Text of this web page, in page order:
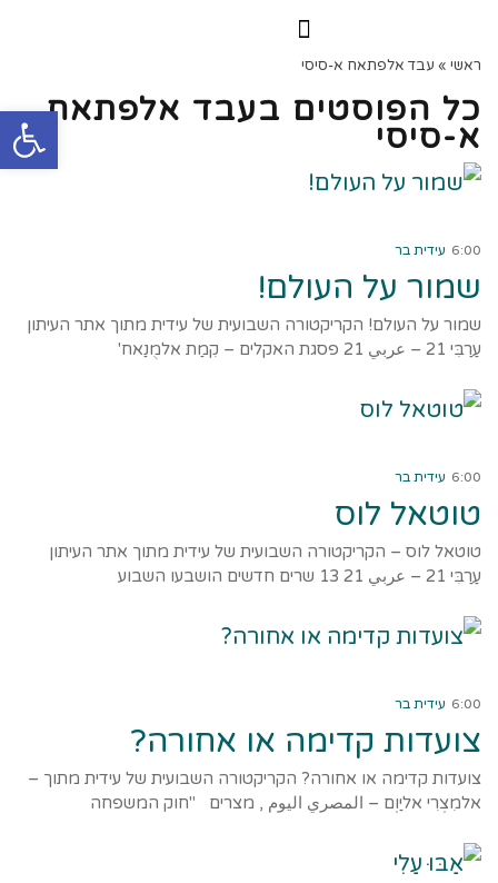
ראשי » עבד אלפתאח א-סיסי
כל הפוסטים בעבד אלפתאח
א-סיסי
6:00 עידית בר
שמור על העולם!
שמור על העולם! הקריקטורה השבועית של עידית מתוך אתר העיתון
עַרַבִּי 21 – عربي 21 פסגת האקלים – קִמַת אלמֻנַאח'
6:00 עידית בר
טוטאל לוס
טוטאל לוס – הקריקטורה השבועית של עידית מתוך אתר העיתון
עַרַבִּי 21 – عربي 21 13 שרים חדשים הושבעו השבוע
6:00 עידית בר
צועדות קדימה או אחורה?
צועדות קדימה או אחורה? הקריקטורה השבועית של עידית מתוך –
אלמִצְרִי אליַוְם – المصري اليوم , מצרים "חוק המשפחה
פתח